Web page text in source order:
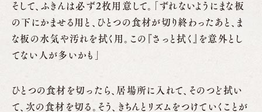
そして、ふきんは必ず2枚用意して。「ずれないようにまな板
の下にかませる用と、ひとつの食材が切り終わったあと、ま
な板の水気や汚れを拭く用。この『さっと拭く』を意外とし
てない人が多いかも」
ひとつの食材を切ったら、居場所に入れて、そのつど拭い
て、次の食材を切る。そう、きちんとリズムをつけていくことが